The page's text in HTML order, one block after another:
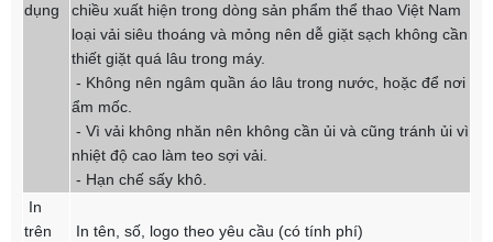
dụng
chiều xuất hiện trong dòng sản phẩm thể thao Việt Nam
loại vải siêu thoáng và mỏng nên dễ giặt sạch không cần
thiết giặt quá lâu trong máy.
- Không nên ngâm quần áo lâu trong nước, hoặc để nơi
ẩm mốc.
- Vì vải không nhăn nên không cần ủi và cũng tránh ủi vì
nhiệt độ cao làm teo sợi vải.
- Hạn chế sấy khô.
In
trên
In tên, số, logo theo yêu cầu (có tính phí)